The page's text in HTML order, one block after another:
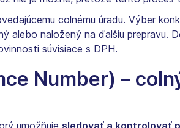
colnému úradu. Výber
alebo naložený na ďalšiu prepravu.
súvisiace s DPH.
Number) –
umožňuje sledovať a kontrolovať